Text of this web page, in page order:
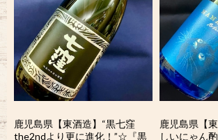
鹿児島県【東酒造】“黒七窪
the2ndより更に進化！”☆『黒
鹿児島県【
しいにゃん酌